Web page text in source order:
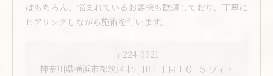
はもちろん、悩まれているお客様も歓迎しており、丁寧に
ヒアリングしながら施術を行います。
〒224-0021
神奈川県横浜市都筑区北山田１丁目１０−５ ヴィ・